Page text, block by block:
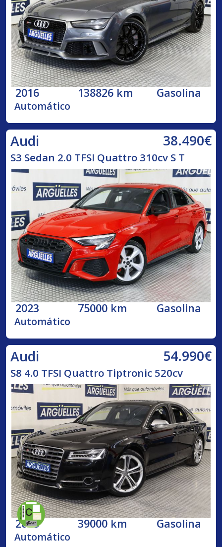
2016 138826 km Gasolina
Automático
Audi 38.490€
S3 Sedan 2.0 TFSI Quattro 310cv S T
2023 75000 km Gasolina
Automático
Audi 54.990€
S8 4.0 TFSI Quattro Tiptronic 520cv
2015 39000 km Gasolina
Automático